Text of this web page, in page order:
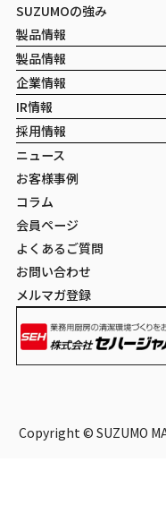
SUZUMOの強み
製品情報
製品情報
企業情報
IR情報
採用情報
ニュース
お客様事例
コラム
会員ページ
よくあるご質問
お問い合わせ
メルマガ登録
Copyright © SUZUMO